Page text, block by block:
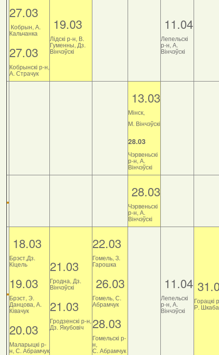
27.03
Кобрын, А.
Кальчанка
27.03
Кобрынскі р-н,
А. Страчук
19.03
Лідскі р-н, В.
Гуменны, Дз.
Вінчэўскі
11.04
Лепельскі
р-н, А.
Вінчэўскі
13.03
Мінск,
М. Вінчэўскі
28.03
Чэрвеньскі
р-н, А.
Вінчэўскі
28.03
Чэрвеньскі
р-н, А.
Вінчэўскі
18.03
Брэст,Дз.
Кіцель
19.03
Брэст, Э.
Данцова, А.
Ківачук
20.03
Маларыцкі р-
н, С. Абрамчук
21.03
Гродна, Дз.
Вінчэўскі
21.03
Гродзенскі р-н,
Дз. Якубовіч
22.03
Гомель, З.
Гарошка
26.03
Гомель, С.
Абрамчук
28.03
Гомельскі р-
н,
С. Абрамчук
11.04
Лепельскі
р-н, А.
Вінчэўскі
Горацкі
Р.